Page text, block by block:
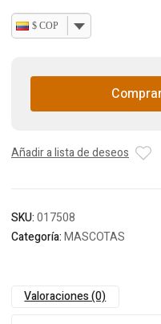
$ COP
Añadir a lista de deseos
SKU:017508
Categoría:MASCOTAS
Valoraciones (0)